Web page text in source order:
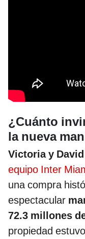
¿Cuánto
la nueva
Victoria y
equipo Inter
una compra
espectacular
72.3 millones
propiedad